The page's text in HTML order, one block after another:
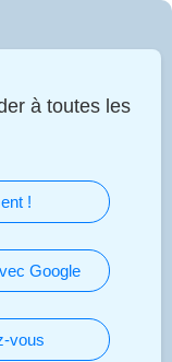
à toutes les
!
Google
vous